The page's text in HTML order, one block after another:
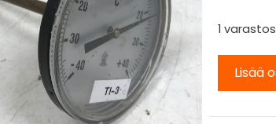
1
Lisää